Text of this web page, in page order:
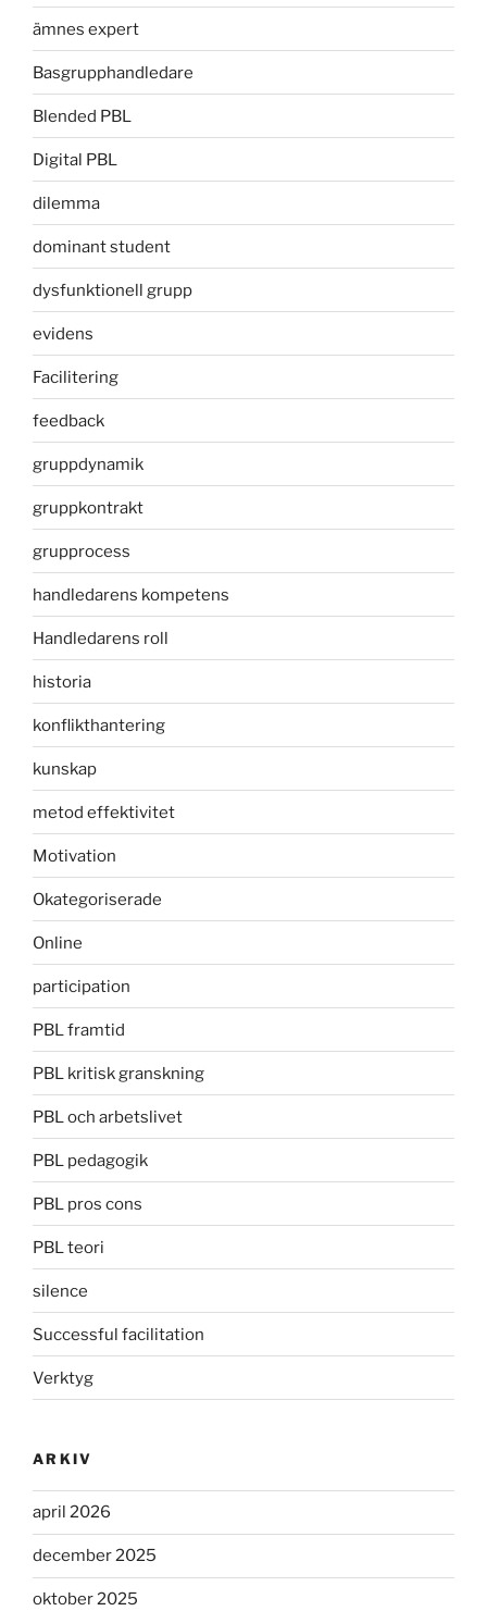
ämnes expert
Basgrupphandledare
Blended PBL
Digital PBL
dilemma
dominant student
dysfunktionell grupp
evidens
Facilitering
feedback
gruppdynamik
gruppkontrakt
grupprocess
handledarens kompetens
Handledarens roll
historia
konflikthantering
kunskap
metod effektivitet
Motivation
Okategoriserade
Online
participation
PBL framtid
PBL kritisk granskning
PBL och arbetslivet
PBL pedagogik
PBL pros cons
PBL teori
silence
Successful facilitation
Verktyg
ARKIV
april 2026
december 2025
oktober 2025